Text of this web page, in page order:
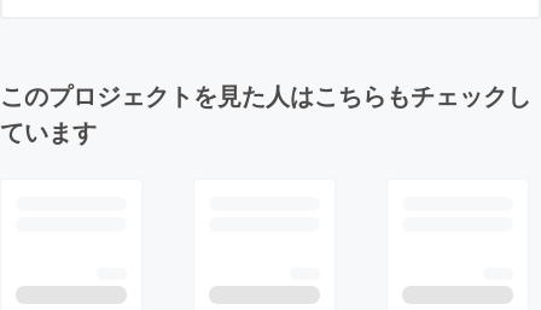
このプロジェクトを見た人はこちらもチェックし
ています